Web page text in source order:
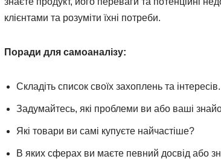
клієнтами та розуміти їхні потреби.
Поради для самоаналізу:
Складіть список своїх захоплень та інтересів.
Задумайтесь, які проблеми ви або ваші
Які товари ви самі купуєте найчастіше?
В яких сферах ви маєте певний досвід або